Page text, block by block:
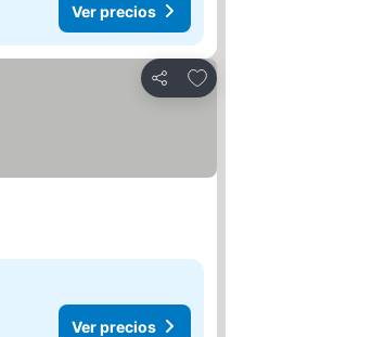
Ver precios
Compartir
Agregar a favoritos
Ver precios